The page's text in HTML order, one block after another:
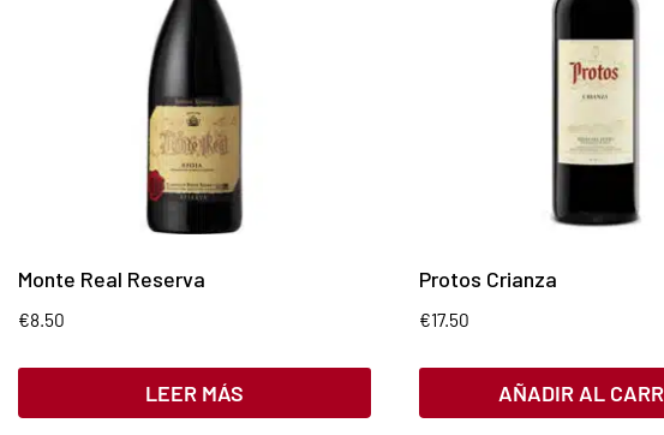
Monte Real Reserva
€8.50
LEER MÁS
Protos Crianza
€17.50
AÑADIR AL